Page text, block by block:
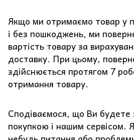
Якщо ми отримаємо товар у
і без пошкоджень, ми
вартість товару за
доставку. При цьому,
здійснюється протягом 7
отримання товару.
Сподіваємося, що Ви будете
покупкою і нашим сервісом.